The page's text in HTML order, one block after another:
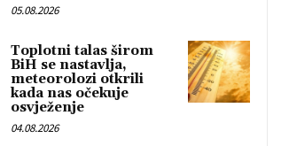
05.08.2026
Toplotni talas širom
BiH se nastavlja,
meteorolozi otkrili
kada nas očekuje
osvježenje
04.08.2026